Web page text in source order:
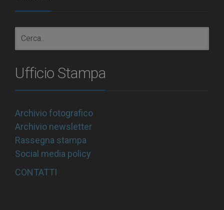
Ufficio Stampa
Archivio fotografico
Archivio newsletter
Rassegna stampa
Social media policy
CONTATTI